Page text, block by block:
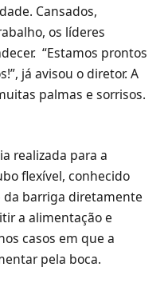
Cansados,
os líderes
“Estamos prontos
já avisou o diretor. A
palmas e sorrisos.
realizada para a
flexível, conhecido
da barriga diretamente
a alimentação e
casos em que a
pela boca.